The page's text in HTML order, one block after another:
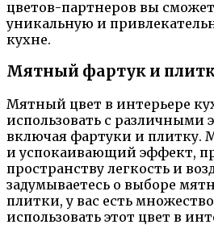
цветов-партнеров вы
уникальную и
кухне.
Мятный фартук и
Мятный цвет в интерьере
использовать с различными
включая фартуки и плитку.
и успокаивающий эффект,
пространству легкость и
задумываетесь о выборе
плитки, у вас есть
использовать этот цвет в